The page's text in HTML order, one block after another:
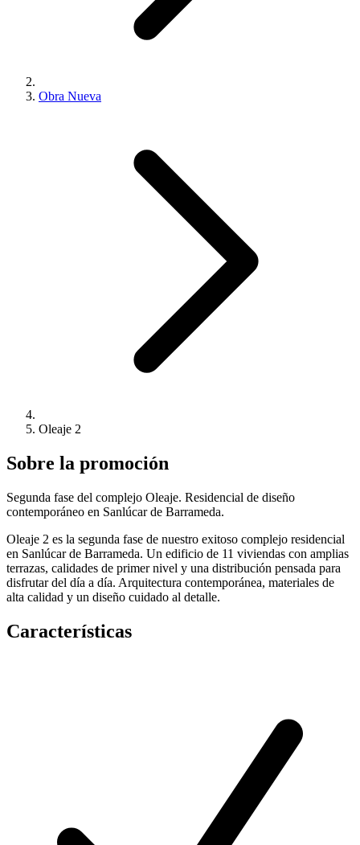
Obra Nueva
Oleaje 2
Sobre la promoción
Segunda fase del complejo Oleaje. Residencial de diseño
contemporáneo en Sanlúcar de Barrameda.
Oleaje 2 es la segunda fase de nuestro exitoso complejo residencial
en Sanlúcar de Barrameda. Un edificio de 11 viviendas con amplias
terrazas, calidades de primer nivel y una distribución pensada para
disfrutar del día a día. Arquitectura contemporánea, materiales de
alta calidad y un diseño cuidado al detalle.
Características